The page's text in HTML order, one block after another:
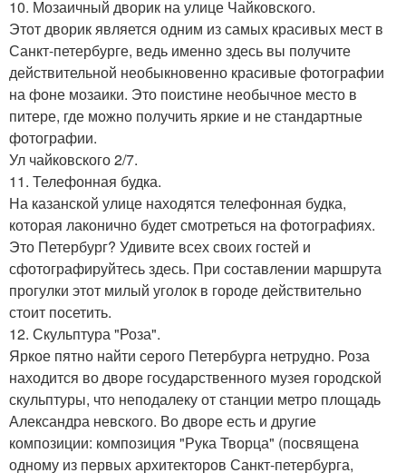
10. Мозаичный дворик на улице Чайковского.
Этот дворик является одним из самых красивых мест в
Санкт-петербурге, ведь именно здесь вы получите
действительной необыкновенно красивые фотографии
на фоне мозаики. Это поистине необычное место в
питере, где можно получить яркие и не стандартные
фотографии.
Ул чайковского 2/7.
11. Телефонная будка.
На казанской улице находятся телефонная будка,
которая лаконично будет смотреться на фотографиях.
Это Петербург? Удивите всех своих гостей и
сфотографируйтесь здесь. При составлении маршрута
прогулки этот милый уголок в городе действительно
стоит посетить.
12. Скульптура "Роза".
Яркое пятно найти серого Петербурга нетрудно. Роза
находится во дворе государственного музея городской
скульптуры, что неподалеку от станции метро площадь
Александра невского. Во дворе есть и другие
композиции: композиция "Рука Творца" (посвящена
одному из первых архитекторов Санкт-петербурга,